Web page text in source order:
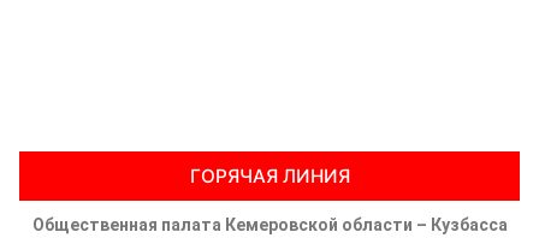
ГОРЯЧАЯ ЛИНИЯ
Общественная палата Кемеровской области – Кузбасса